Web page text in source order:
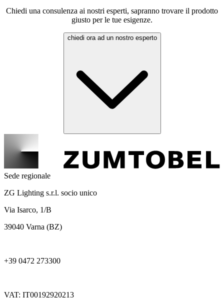
Chiedi una consulenza ai nostri esperti, sapranno trovare il prodotto
giusto per le tue esigenze.
chiedi ora ad un nostro esperto
Sede regionale
ZG Lighting s.r.l. socio unico
Via Isarco, 1/B
39040 Varna (BZ)
+39 0472 273300
VAT: IT00192920213